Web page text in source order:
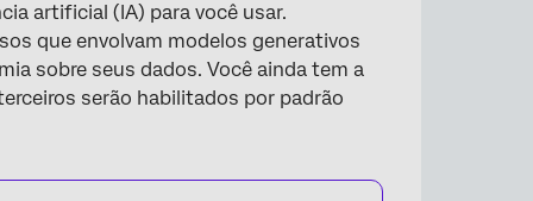
artificial (IA) para você usar.
que envolvam modelos generativos
sobre seus dados. Você ainda tem a
serão habilitados por padrão